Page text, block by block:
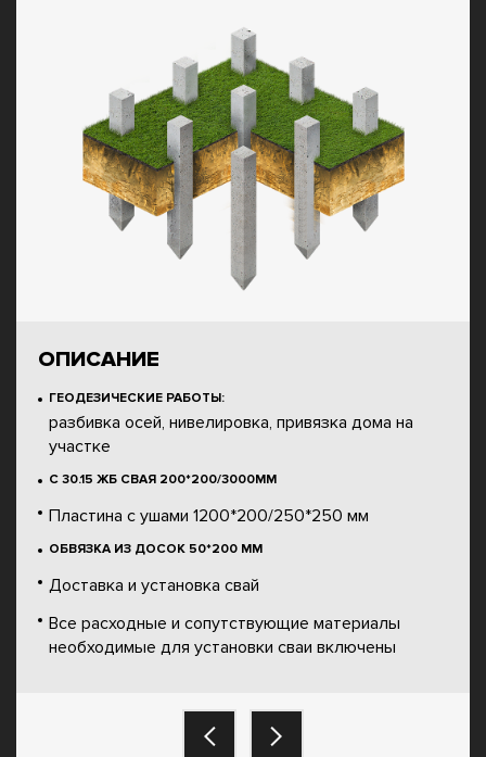
ОПИСАНИЕ
ГЕОДЕЗИЧЕСКИЕ РАБОТЫ:
разбивка осей, нивелировка, привязка дома на
участке
С 30.15 ЖБ СВАЯ 200*200/3000ММ
Пластина с ушами 1200*200/250*250 мм
ОБВЯЗКА ИЗ ДОСОК 50*200 ММ
Доставка и установка свай
Все расходные и сопутствующие материалы
необходимые для установки сваи включены